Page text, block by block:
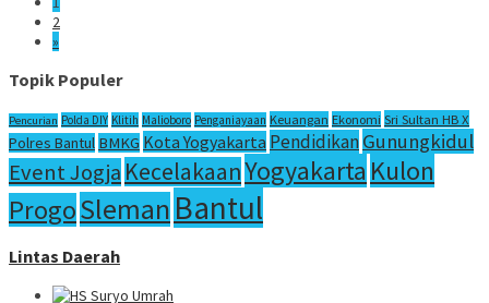
2
»
Topik Populer
Pencurian Polda DIY Klitih Malioboro Penganiayaan Keuangan Ekonomi Sri Sultan HB X
Polres Bantul BMKG Kota Yogyakarta PendidikanGunungkidul
Event Jogja KecelakaanYogyakarta Kulon
ProgoSleman Bantul
Lintas Daerah